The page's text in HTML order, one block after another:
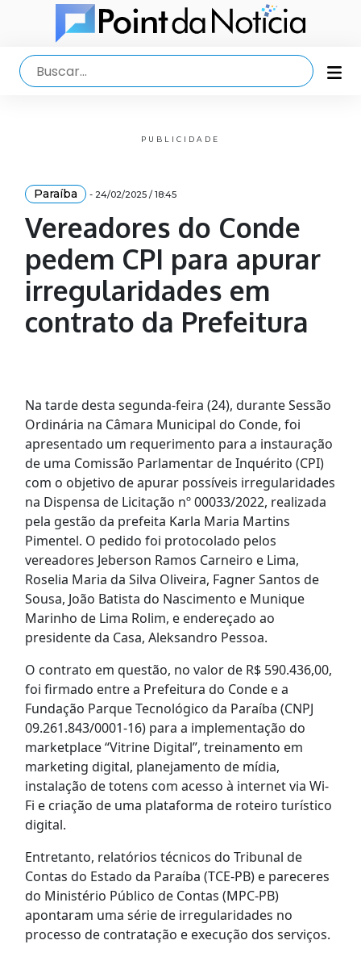
PUBLICIDADE
Paraíba - 24/02/2025 / 18:45
Vereadores do Conde
pedem CPI para apurar
irregularidades em
contrato da Prefeitura
Na tarde desta segunda-feira (24), durante Sessão
Ordinária na Câmara Municipal do Conde, foi
apresentado um requerimento para a instauração
de uma Comissão Parlamentar de Inquérito (CPI)
com o objetivo de apurar possíveis irregularidades
na Dispensa de Licitação nº 00033/2022, realizada
pela gestão da prefeita Karla Maria Martins
Pimentel. O pedido foi protocolado pelos
vereadores Jeberson Ramos Carneiro e Lima,
Roselia Maria da Silva Oliveira, Fagner Santos de
Sousa, João Batista do Nascimento e Munique
Marinho de Lima Rolim, e endereçado ao
presidente da Casa, Aleksandro Pessoa.
O contrato em questão, no valor de R$ 590.436,00,
foi firmado entre a Prefeitura do Conde e a
Fundação Parque Tecnológico da Paraíba (CNPJ
09.261.843/0001-16) para a implementação do
marketplace “Vitrine Digital”, treinamento em
marketing digital, planejamento de mídia,
instalação de totens com acesso à internet via Wi-
Fi e criação de uma plataforma de roteiro turístico
digital.
Entretanto, relatórios técnicos do Tribunal de
Contas do Estado da Paraíba (TCE-PB) e pareceres
do Ministério Público de Contas (MPC-PB)
apontaram uma série de irregularidades no
processo de contratação e execução dos serviços.